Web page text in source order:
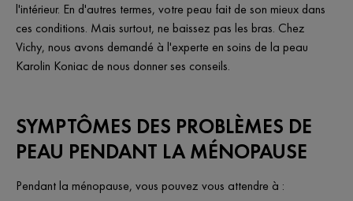
l'intérieur. En d'autres termes, votre peau fait de son mieux dans
ces conditions. Mais surtout, ne baissez pas les bras. Chez
Vichy, nous avons demandé à l'experte en soins de la peau
Karolin Koniac de nous donner ses conseils.
SYMPTÔMES DES PROBLÈMES DE
PEAU PENDANT LA MÉNOPAUSE
Pendant la ménopause, vous pouvez vous attendre à :